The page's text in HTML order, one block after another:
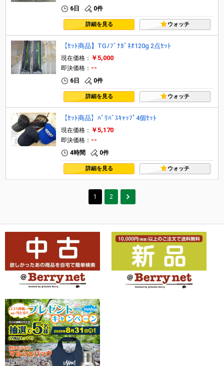
6日 0件
詳細を見る ウォッチ
【ｾｯﾄ商品】TGﾉﾌﾞﾅｶﾞﾈｵ120g 2点ｾｯﾄ
現在価格： ￥5,000
即決価格： --
6日 0件
詳細を見る ウォッチ
【ｾｯﾄ商品】ﾊﾞﾘﾊﾞｽｷｬｯﾌﾟ4個ｾｯﾄ
現在価格： ￥5,170
即決価格： --
4時間 0件
詳細を見る ウォッチ
1 2